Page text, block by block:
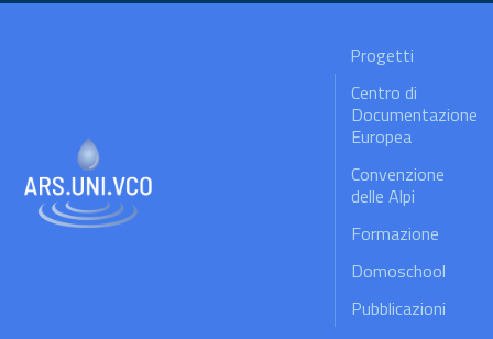
Progetti
Centro di
Documentazione
Europea
Convenzione
delle Alpi
Formazione
Domoschool
Pubblicazioni